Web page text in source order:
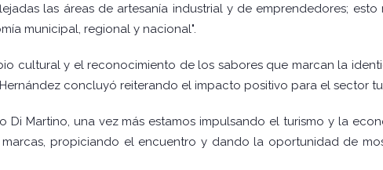
las áreas de artesanía industrial y de emprendedores;
municipal, regional y nacional".
cultural y el reconocimiento de los sabores que marcan la
concluyó reiterando el impacto positivo para el sector
Di Martino, una vez más estamos impulsando el turismo y la
propiciando el encuentro y dando la oportunidad de